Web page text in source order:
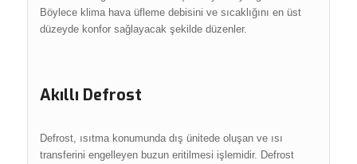
Böylece klima hava üfleme debisini ve sıcaklığını en üst
düzeyde konfor sağlayacak şekilde düzenler.
Akıllı Defrost
Defrost, ısıtma konumunda dış ünitede oluşan ve ısı
transferini engelleyen buzun eritilmesi işlemidir. Defrost